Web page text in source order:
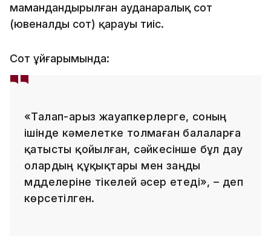
мамандандырылған ауданаралық сот
(ювеналды сот) қарауы тиіс.
Сот ұйғарымында:
«Талап-арыз жауапкерлерге, соның
ішінде кәмелетке толмаған балаларға
қатысты қойылған, сәйкесінше бұл дау
олардың құқықтары мен заңды
мүдделеріне тікелей әсер етеді», – деп
көрсетілген.